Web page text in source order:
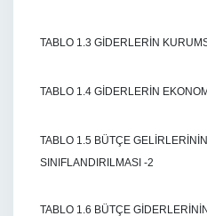
TABLO 1.3 GİDERLERİN
TABLO 1.4 GİDERLERİN
TABLO 1.5 BÜTÇE
SINIFLANDIRILMASI -2
TABLO 1.6 BÜTÇE